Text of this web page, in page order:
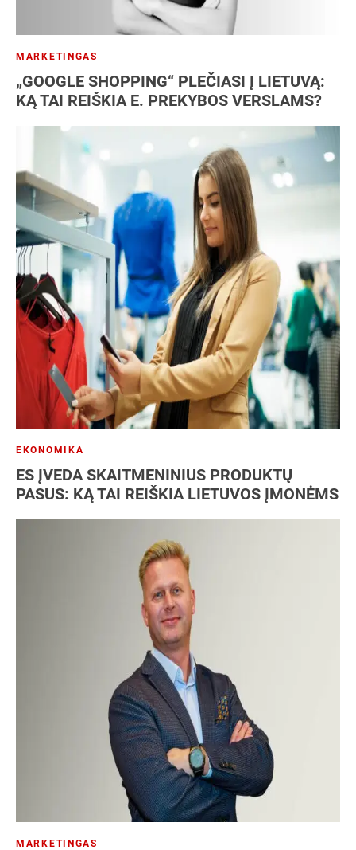
MARKETINGAS
„GOOGLE SHOPPING“ PLEČIASI Į LIETUVĄ:
KĄ TAI REIŠKIA E. PREKYBOS VERSLAMS?
EKONOMIKA
ES ĮVEDA SKAITMENINIUS PRODUKTŲ
PASUS: KĄ TAI REIŠKIA LIETUVOS ĮMONĖMS
MARKETINGAS